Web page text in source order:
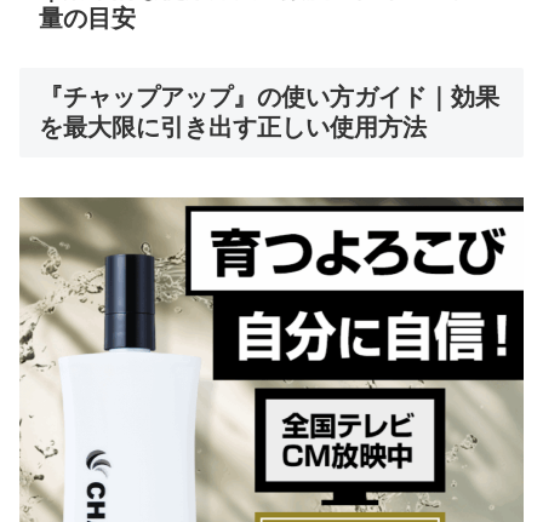
量の目安
『チャップアップ』の使い方ガイド｜効果
を最大限に引き出す正しい使用方法